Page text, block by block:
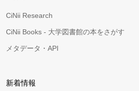
CiNii Research
CiNii Books - 大学図書館の本をさがす
メタデータ・API
新着情報